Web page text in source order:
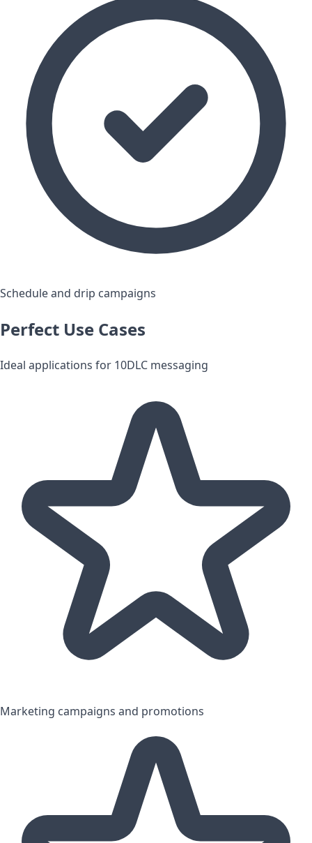
Schedule and drip campaigns
Perfect Use Cases
Ideal applications for 10DLC messaging
Marketing campaigns and promotions